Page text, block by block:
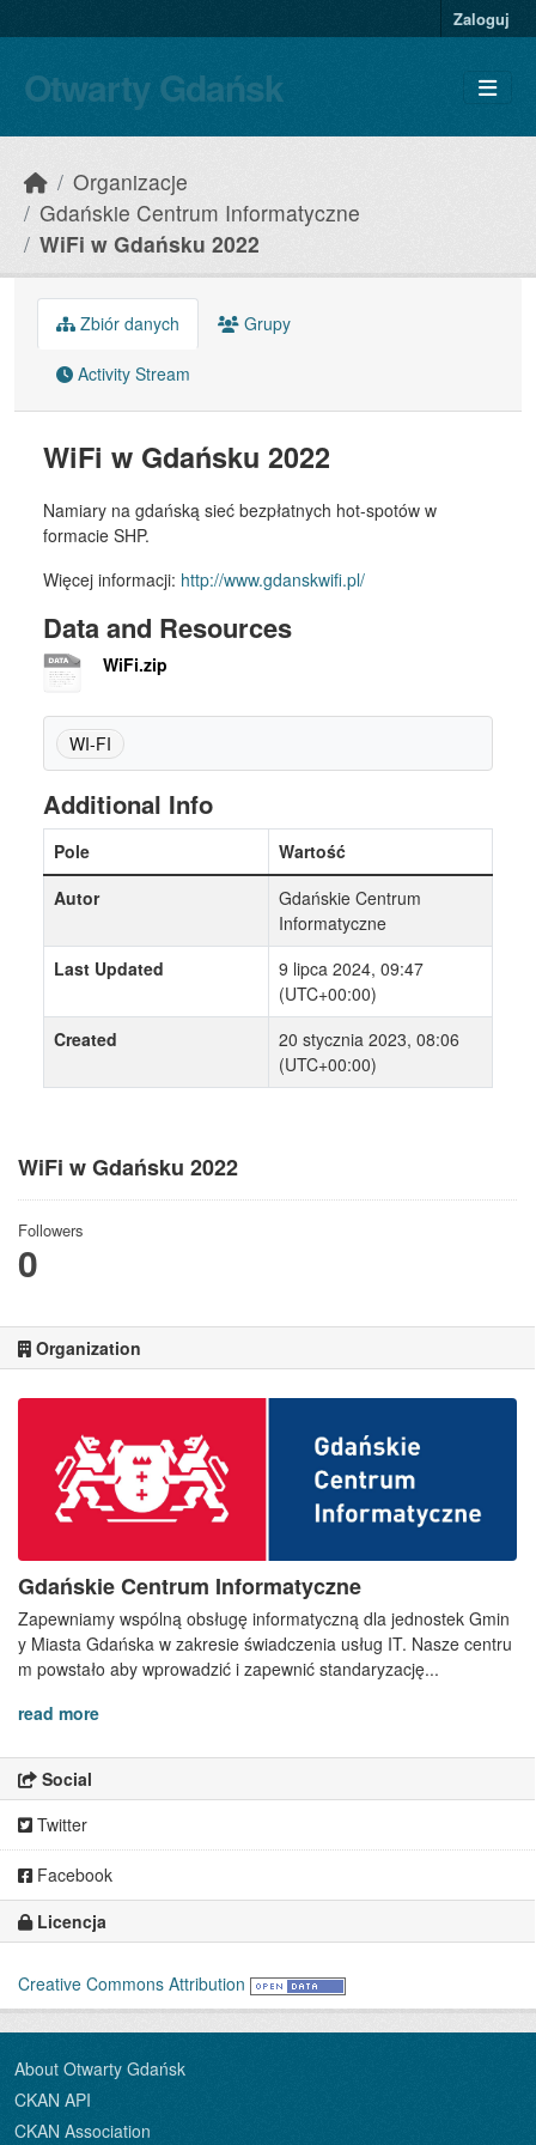
Zaloguj
Otwarty Gdańsk
Organizacje
Gdańskie Centrum Informatyczne
WiFi w Gdańsku 2022
WiFi w Gdańsku 2022
Followers
0
Organization
Gdańskie Centrum Informatyczne
Zapewniamy wspólną obsługę informatyczną dla jednostek Gmin
y Miasta Gdańska w zakresie świadczenia usług IT. Nasze centru
m powstało aby wprowadzić i zapewnić standaryzację...
read more
Social
Twitter
Facebook
Licencja
Creative Commons Attribution
Zbiór danych Grupy
Activity Stream
WiFi w Gdańsku 2022
Namiary na gdańską sieć bezpłatnych hot-spotów w
formacie SHP.
Więcej informacji: http://www.gdanskwifi.pl/
Data and Resources
WiFi.zip
WI-FI
Additional Info
Pole
Wartość
Autor
Gdańskie Centrum
Informatyczne
Last Updated
9 lipca 2024, 09:47
(UTC+00:00)
Created
20 stycznia 2023, 08:06
(UTC+00:00)
About Otwarty Gdańsk
CKAN API
CKAN Association